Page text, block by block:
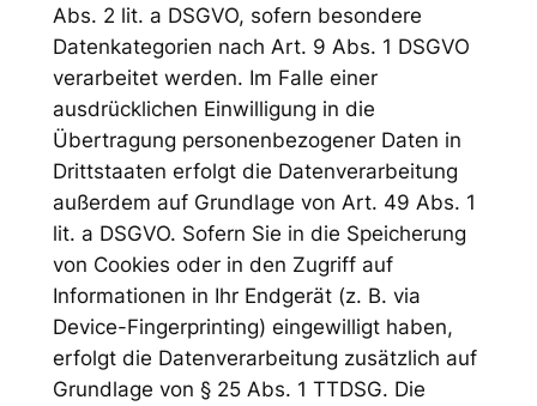
Abs. 2 lit. a DSGVO, sofern besondere
Datenkategorien nach Art. 9 Abs. 1 DSGVO
verarbeitet werden. Im Falle einer
ausdrücklichen Einwilligung in die
Übertragung personenbezogener Daten in
Drittstaaten erfolgt die Datenverarbeitung
außerdem auf Grundlage von Art. 49 Abs. 1
lit. a DSGVO. Sofern Sie in die Speicherung
von Cookies oder in den Zugriff auf
Informationen in Ihr Endgerät (z. B. via
Device-Fingerprinting) eingewilligt haben,
erfolgt die Datenverarbeitung zusätzlich auf
Grundlage von § 25 Abs. 1 TTDSG. Die